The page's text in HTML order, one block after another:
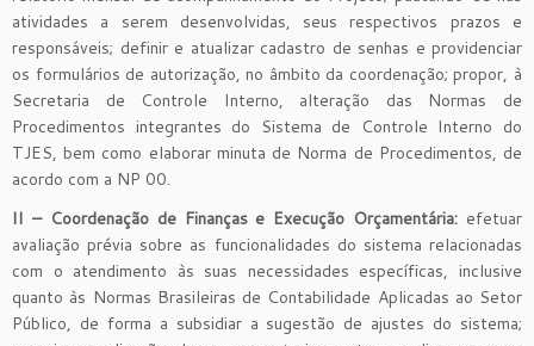
atividades a serem desenvolvidas, seus respectivos prazos e
responsáveis; definir e atualizar cadastro de senhas e providenciar
os formulários de autorização, no âmbito da coordenação; propor, à
Secretaria de Controle Interno, alteração das Normas de
Procedimentos integrantes do Sistema de Controle Interno do
TJES, bem como elaborar minuta de Norma de Procedimentos, de
acordo com a NP 00.
II – Coordenação de Finanças e Execução Orçamentária: efetuar
avaliação prévia sobre as funcionalidades do sistema relacionadas
com o atendimento às suas necessidades específicas, inclusive
quanto às Normas Brasileiras de Contabilidade Aplicadas ao Setor
Público, de forma a subsidiar a sugestão de ajustes do sistema;